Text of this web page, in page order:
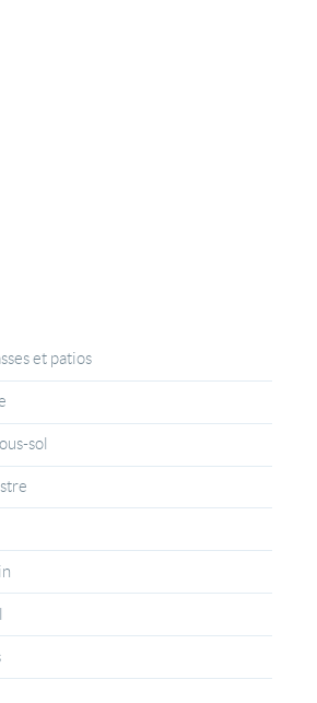
et patios
sol